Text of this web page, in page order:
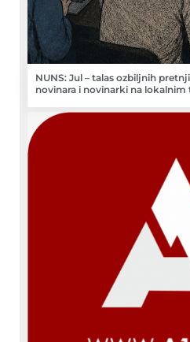
NUNS: Jul – talas ozbiljnih
novinara i novinarki na lokalnim